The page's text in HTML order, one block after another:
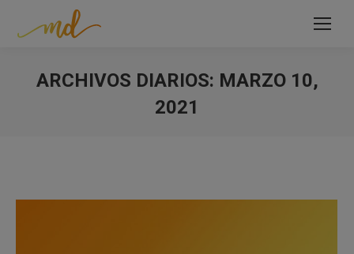
ARCHIVOS DIARIOS: MARZO 10,
2021